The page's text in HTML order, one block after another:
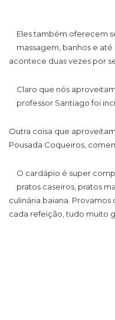
Eles também oferecem
massagem, banhos e
acontece duas vezes por
Claro que nós
professor Santiago foi
Outra coisa que
Pousada Coqueiros,
O cardápio é super
pratos caseiros, pratos
culinária baiana.
cada refeição, tudo muito